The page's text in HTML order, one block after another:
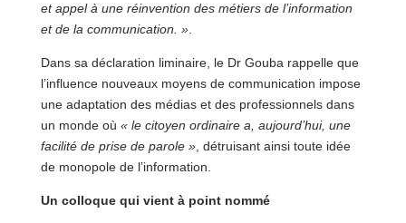
et appel à une réinvention des métiers de l’information
et de la communication. ».
Dans sa déclaration liminaire, le Dr Gouba rappelle que
l’influence nouveaux moyens de communication impose
une adaptation des médias et des professionnels dans
un monde où « le citoyen ordinaire a, aujourd’hui, une
facilité de prise de parole », détruisant ainsi toute idée
de monopole de l’information.
Un colloque qui vient à point nommé